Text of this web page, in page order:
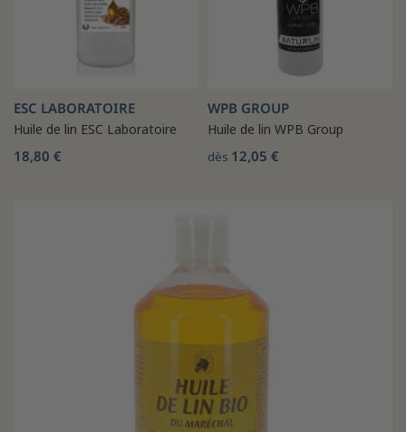
ESC LABORATOIRE
Huile de lin ESC Laboratoire
18,80 €
WPB GROUP
Huile de lin WPB Group
dès 12,05 €